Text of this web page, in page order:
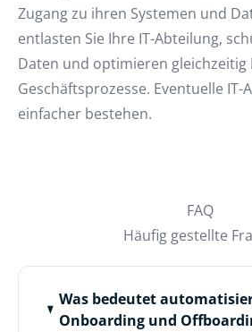
Zugang zu ihren Systemen und
entlasten Sie Ihre IT-Abteilung,
Daten und optimieren gleichzeitig
Geschäftsprozesse. Eventuelle IT-
einfacher bestehen.
FAQ
Häufig gestellte
Was bedeutet
Onboarding und